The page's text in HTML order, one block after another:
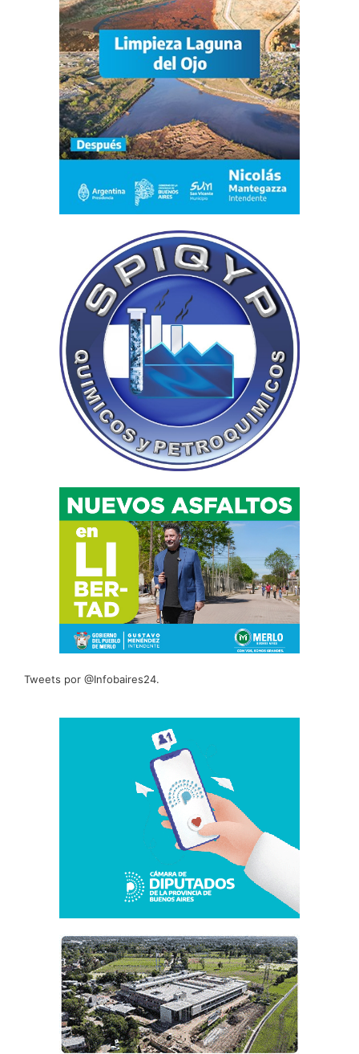
Tweets por @Infobaires24.